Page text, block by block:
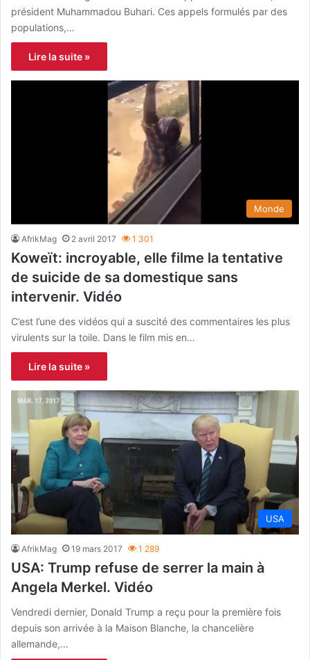
président Muhammadou Buhari. Ces appels formulés par des
populations,…
Lire la suite »
Monde
AfrikMag 2 avril 2017 1 301
Koweït: incroyable, elle filme la tentative
de suicide de sa domestique sans
intervenir. Vidéo
C’est l’une des vidéos qui a suscité des commentaires les plus
virulents sur la toile. Dans le film mis en…
Lire la suite »
USA
AfrikMag 19 mars 2017 1 289
USA: Trump refuse de serrer la main à
Angela Merkel. Vidéo
Vendredi dernier, Donald Trump a reçu pour la première fois
depuis son arrivée à la Maison Blanche, la chancelière
allemande,…